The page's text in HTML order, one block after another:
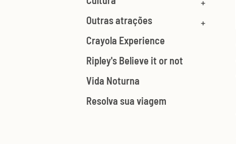
Outras atrações
Crayola Experience
Ripley's Believe it or not
Vida Noturna
Resolva sua viagem